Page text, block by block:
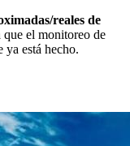
reales de
que el monitoreo de
ya está hecho.